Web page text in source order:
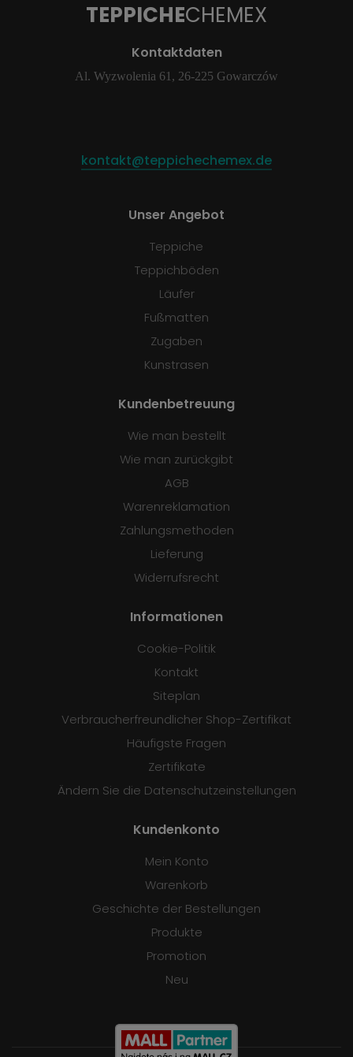
TEPPICHECHEMEX
Kontaktdaten
Al. Wyzwolenia 61, 26-225 Gowarczów
kontakt@teppichechemex.de
Unser Angebot
Teppiche
Teppichböden
Läufer
Fußmatten
Zugaben
Kunstrasen
Kundenbetreuung
Wie man bestellt
Wie man zurückgibt
AGB
Warenreklamation
Zahlungsmethoden
Lieferung
Widerrufsrecht
Informationen
Cookie-Politik
Kontakt
Siteplan
Verbraucherfreundlicher Shop-Zertifikat
Häufigste Fragen
Zertifikate
Ändern Sie die Datenschutzeinstellungen
Kundenkonto
Mein Konto
Warenkorb
Geschichte der Bestellungen
Produkte
Promotion
Neu